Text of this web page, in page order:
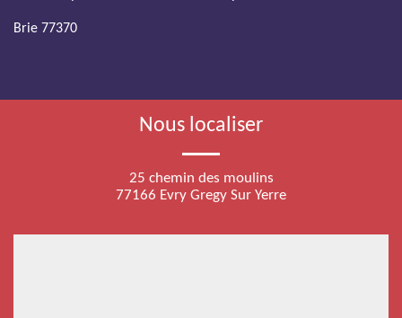
Brie 77370
Nous localiser
25 chemin des moulins
77166 Evry Gregy Sur Yerre